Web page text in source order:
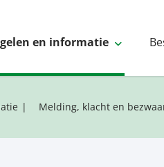
en informatie
Melding, klacht en